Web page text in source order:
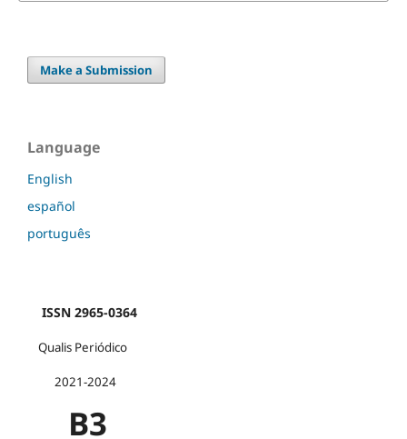
Make a Submission
Language
English
español
português
ISSN 2965-0364
Qualis Periódico
2021-2024
B3